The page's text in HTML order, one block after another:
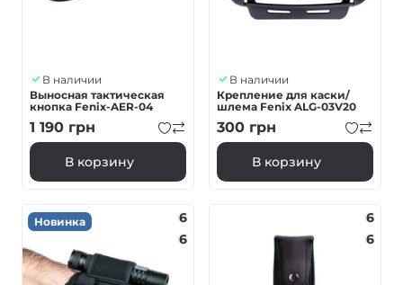
В наличии
Выносная тактическая
кнопка Fenix-AER-04
1 190 грн
В корзину
В наличии
Крепление для каски/
шлема Fenix ALG-03V20
300 грн
В корзину
Новинка
6
6
6
6